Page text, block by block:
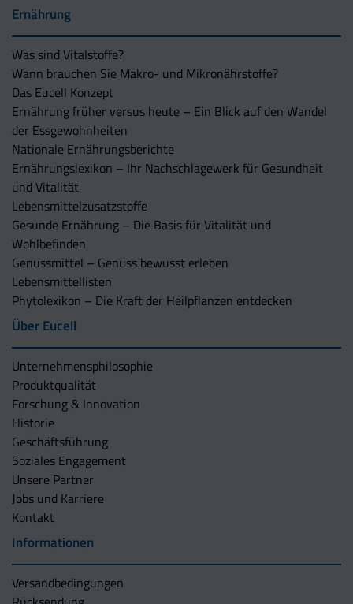
Ernährung
Was sind Vitalstoffe?
Wann brauchen Sie Makro- und Mikronährstoffe?
Das Eucell Konzept
Ernährung früher versus heute – Ein Blick auf den Wandel
der Essgewohnheiten
Nationale Ernährungsberichte
Ernährungslexikon – Ihr Nachschlagewerk für Gesundheit
und Vitalität
Lebensmittelzusatzstoffe
Gesunde Ernährung – Die Basis für Vitalität und
Wohlbefinden
Genussmittel – Genuss bewusst erleben
Lebensmittellisten
Phytolexikon – Die Kraft der Heilpflanzen entdecken
Über Eucell
Unternehmens­philosophie
Produktqualität
Forschung & Innovation
Historie
Geschäftsführung
Soziales Engagement
Unsere Partner
Jobs und Karriere
Kontakt
Informationen
Versandbedingungen